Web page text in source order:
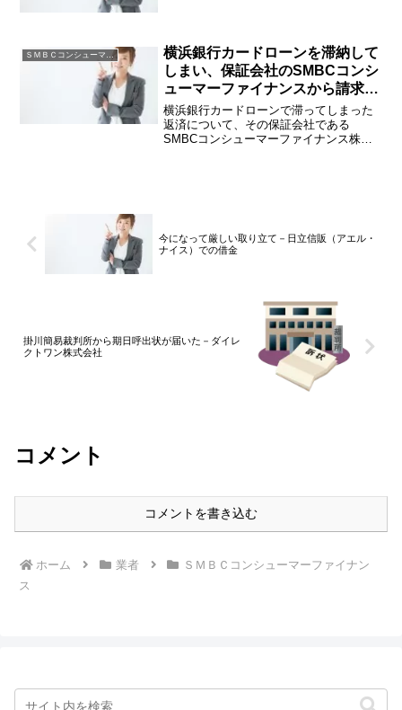
度相談をして、再和解、自...
ＳＭＢＣコンシューマーファイナンス
横浜銀行カードローンを滞納して
しまい、保証会社のSMBCコンシ
ューマーファイナンスから請求が
来た
横浜銀行カードローンで滞ってしまった
返済について、その保証会社である
SMBCコンシューマーファイナンス株式
今になって厳しい取り立て－日立信販（アエル・
ナイス）での借金
掛川簡易裁判所から期日呼出状が届いた－ダイレ
クトワン株式会社
コメント
コメントを書き込む
ホーム 業者
ＳＭＢＣコンシューマーファイナン
ス